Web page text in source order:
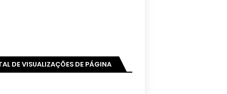
DE VISUALIZAÇÕES DE PÁGINA